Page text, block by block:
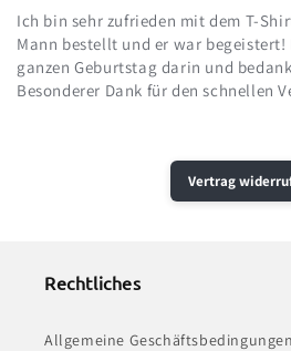
Ich bin sehr zufrieden mit dem T-
Mann bestellt und er war begeistert!
ganzen Geburtstag darin und
Besonderer Dank für den schnellen
Vertrag
Rechtliches
Allgemeine Geschäftsbedingungen